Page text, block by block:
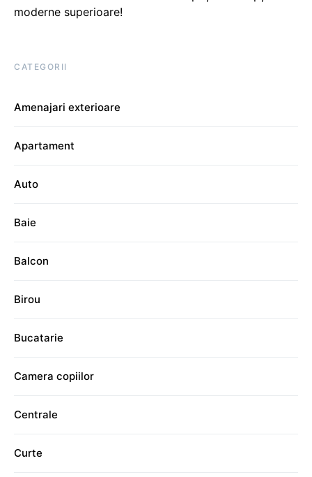
moderne superioare!
CATEGORII
Amenajari exterioare
Apartament
Auto
Baie
Balcon
Birou
Bucatarie
Camera copiilor
Centrale
Curte